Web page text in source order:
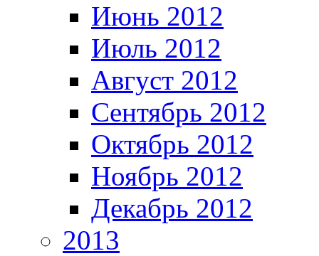
Июнь 2012
Июль 2012
Август 2012
Сентябрь 2012
Октябрь 2012
Ноябрь 2012
Декабрь 2012
2013